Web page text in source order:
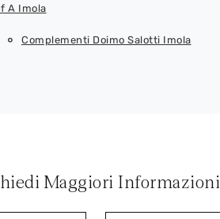
A Imola
Complementi Doimo Salotti Imola
Maggiori Informazioni